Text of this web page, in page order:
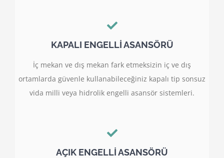
KAPALI ENGELLİ ASANSÖRÜ
İç mekan ve dış mekan fark etmeksizin iç ve dış
ortamlarda güvenle kullanabileceğiniz kapalı tip sonsuz
vida milli veya hidrolik engelli asansör sistemleri.
AÇIK ENGELLİ ASANSÖRÜ